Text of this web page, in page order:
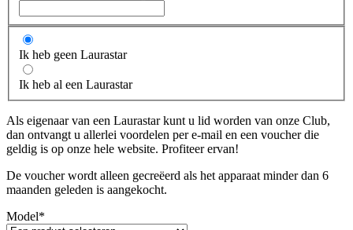
Ik heb geen Laurastar
Ik heb al een Laurastar
Als eigenaar van een Laurastar kunt u lid worden van onze Club,
dan ontvangt u allerlei voordelen per e-mail en een voucher die
geldig is op onze hele website. Profiteer ervan!
De voucher wordt alleen gecreëerd als het apparaat minder dan 6
maanden geleden is aangekocht.
Model*